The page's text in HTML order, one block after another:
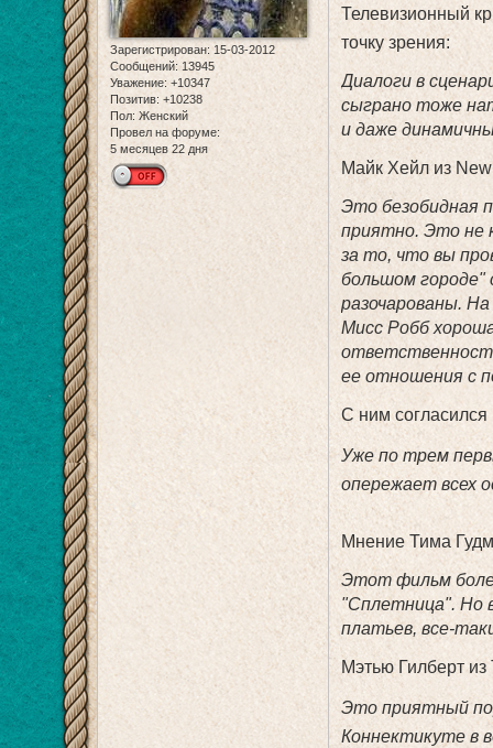
Зарегистрирован: 15-03-2012
Сообщений:13945
Уважение: +10347
Позитив: +10238
Пол: Женский
Провел на форуме:
5 месяцев 22 дня
Телевизионный
точку зрения:
Диалоги в
сыграно тоже
и даже
Майк Хейл из
Это безобидная
приятно. Это не
за то, что вы
большом городе"
разочарованы.
Мисс Робб
ее отношения с
С ним согласился
Уже по трем
опережает всех
Мнение Тима
Этот фильм
"Сплетница". Но
платьев, все-
Мэтью Гилберт
Это приятный
Коннектикуте в